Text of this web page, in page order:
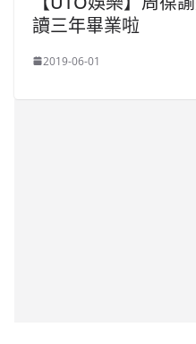
讀三年畢業啦
2019-06-01